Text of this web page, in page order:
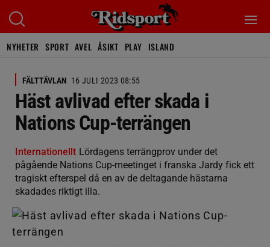
NYHETER SPORT AVEL ÅSIKT PLAY ISLAND
FÄLTTÄVLAN 16 JULI 2023 08:55
Häst avlivad efter skada i
Nations Cup-terrängen
Internationellt Lördagens terrängprov under det
pågående Nations Cup-meetinget i franska Jardy fick ett
tragiskt efterspel då en av de deltagande hästarna
skadades riktigt illa.